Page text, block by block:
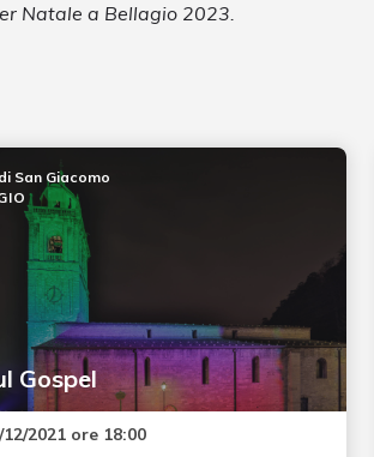
Natale a Bellagio 2023.
Gospel
San Giacomo
2021 ore 18:00